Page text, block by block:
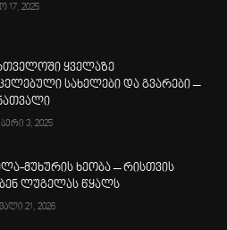
17, 2025
ყველაზე
სახელები და გვარები –
3, 2025
მუხურის ხეობა – რისთვის
ლუგელას წყალს
21, 2026